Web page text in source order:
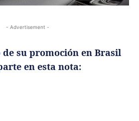
- Advertisement -
su promoción en Brasil
en esta nota: